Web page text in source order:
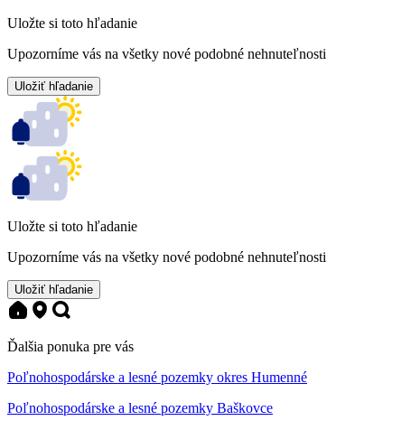
Uložte si toto hľadanie
Upozorníme vás na všetky nové podobné nehnuteľnosti
Uložiť hľadanie
Uložte si toto hľadanie
Upozorníme vás na všetky nové podobné nehnuteľnosti
Uložiť hľadanie
Ďalšia ponuka pre vás
Poľnohospodárske a lesné pozemky okres Humenné
Poľnohospodárske a lesné pozemky Baškovce